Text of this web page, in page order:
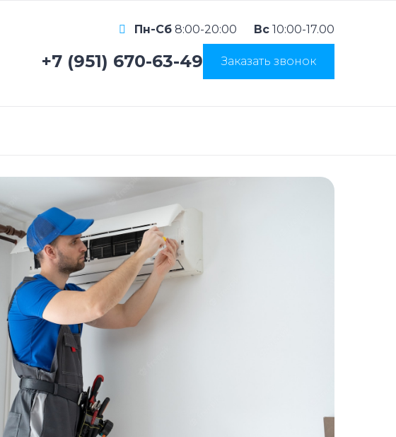
Пн-Сб 8:00-20:00 Вс 10:00-17.00
+7 (951) 670-63-49 Заказать звонок